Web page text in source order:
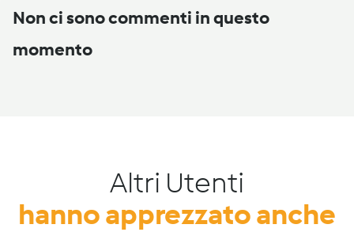
Non ci sono commenti in questo
momento
Altri Utenti
hanno apprezzato anche